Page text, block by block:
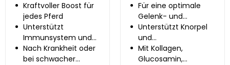
Kraftvoller Boost für
jedes Pferd
Unterstützt
Immunsystem und
Darmflora
Nach Krankheit oder
bei schwacher
Für eine optimale
Gelenk- und
Knorpelfunktion
Unterstützt Knorpel
und
Mit Kollagen,
Glucosamin,